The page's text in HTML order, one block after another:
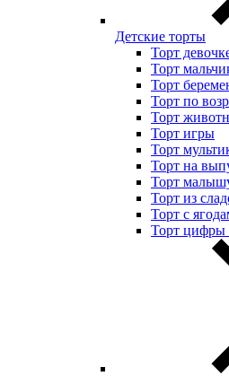
Детские торты
Торт
Торт
Торт
Торт по
Торт
Торт игры
Торт
Торт на
Торт
Торт из
Торт с
Торт цифры